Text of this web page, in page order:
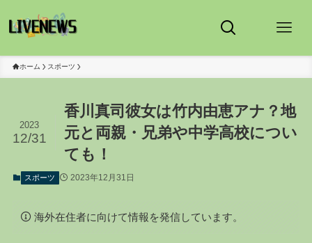
ホーム スポーツ
香川真司彼女は竹内由恵アナ？地
元と両親・兄弟や中学高校につい
ても！
2023
12/31
スポーツ 2023年12月31日
海外在住者に向けて情報を発信しています。